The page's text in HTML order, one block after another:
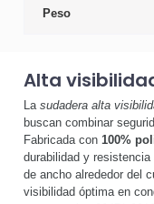
Peso
Alta
La sudadera alta
buscan combinar
Fabricada con 100%
durabilidad y
de ancho alrededor del
visibilidad óptima en